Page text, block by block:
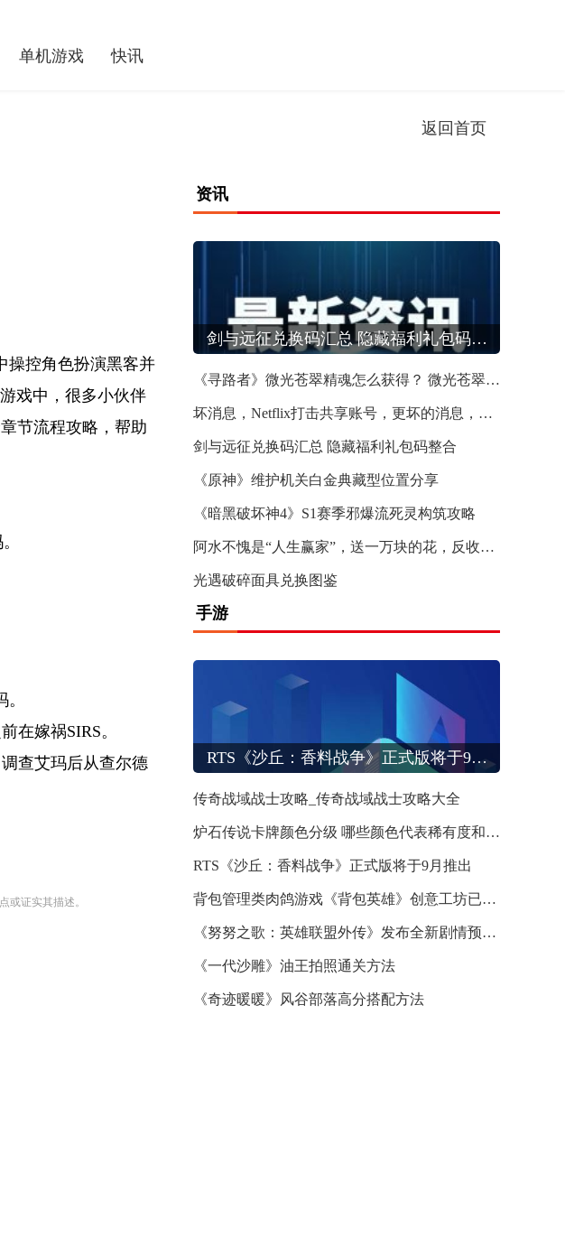
单机游戏 快讯
返回首页
操控角色扮演黑客并
戏中，很多小伙伴
节流程攻略，帮助
在嫁祸SIRS。
查艾玛后从查尔德
或证实其描述。
资讯
剑与远征兑换码汇总 隐藏福利礼包码整合
《寻路者》微光苍翠精魂怎么获得？ 微光苍翠精魂获取方法
坏消息，Netflix打击共享账号，更坏的消息，Netflix成功了
剑与远征兑换码汇总 隐藏福利礼包码整合
《原神》维护机关白金典藏型位置分享
《暗黑破坏神4》S1赛季邪爆流死灵构筑攻略
阿水不愧是“人生赢家”，送一万块的花，反收女朋友几万块礼物？
光遇破碎面具兑换图鉴
手游
RTS《沙丘：香料战争》正式版将于9月推出
传奇战域战士攻略_传奇战域战士攻略大全
炉石传说卡牌颜色分级 哪些颜色代表稀有度和强度
RTS《沙丘：香料战争》正式版将于9月推出
背包管理类肉鸽游戏《背包英雄》创意工坊已上线！
《努努之歌：英雄联盟外传》发布全新剧情预告 将于今年秋季发售
《一代沙雕》油王拍照通关方法
《奇迹暖暖》风谷部落高分搭配方法